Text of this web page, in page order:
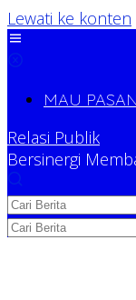
Lewati ke konten
MAU
Relasi Publik
Bersinergi